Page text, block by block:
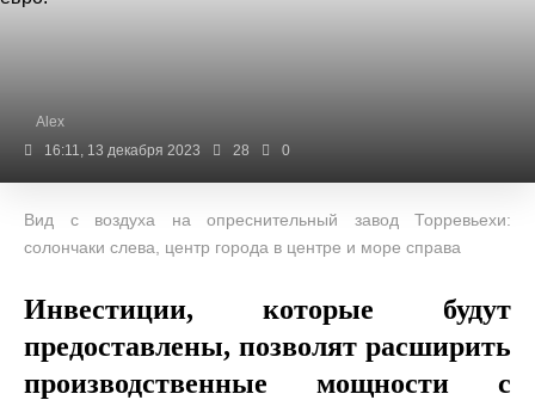
Alex
16:11, 13 декабря 2023
28 0
Вид с воздуха на опреснительный завод Торревьехи:
солончаки слева, центр города в центре и море справа
Инвестиции, которые будут
предоставлены, позволят расширить
производственные мощности с